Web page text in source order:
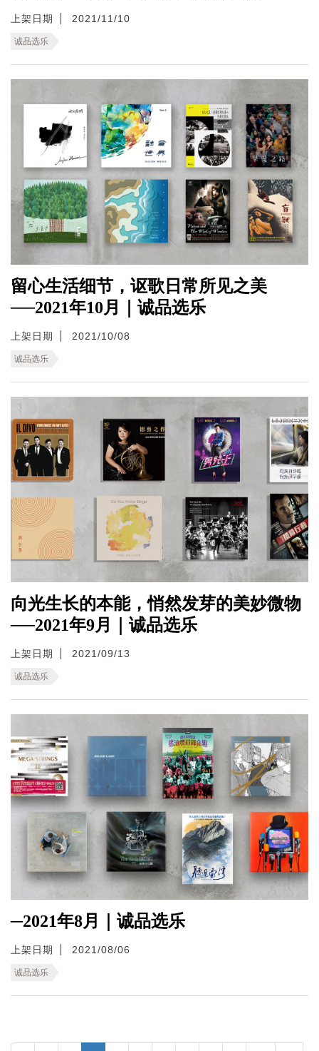
上架日期 2021/11/10
诚品选乐
留心生活细节，讴歌日常所见之美
──2021年10月｜诚品选乐
上架日期 2021/10/08
诚品选乐
向光生长的本能，悄然发芽的美妙微物
──2021年9月｜诚品选乐
上架日期 2021/09/13
诚品选乐
─2021年8月｜诚品选乐
上架日期 2021/08/06
诚品选乐